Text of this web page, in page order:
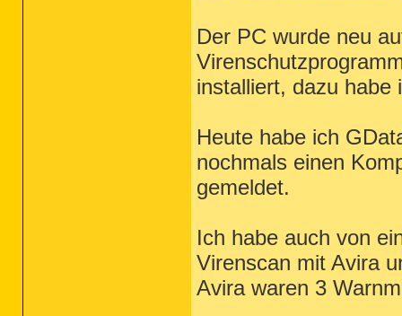
Der PC wurde neu
installiert, dazu habe
Heute habe ich
nochmals einen
gemeldet.
Ich habe auch von
Virenscan mit Avira
Avira waren 3